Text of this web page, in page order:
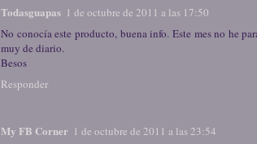
Todasguapas 1 de octubre de 2011 a las 17:50
No conocía este producto, buena info. Este mes no he
muy de diario.
Besos
Responder
My FB Corner 1 de octubre de 2011 a las 23:54